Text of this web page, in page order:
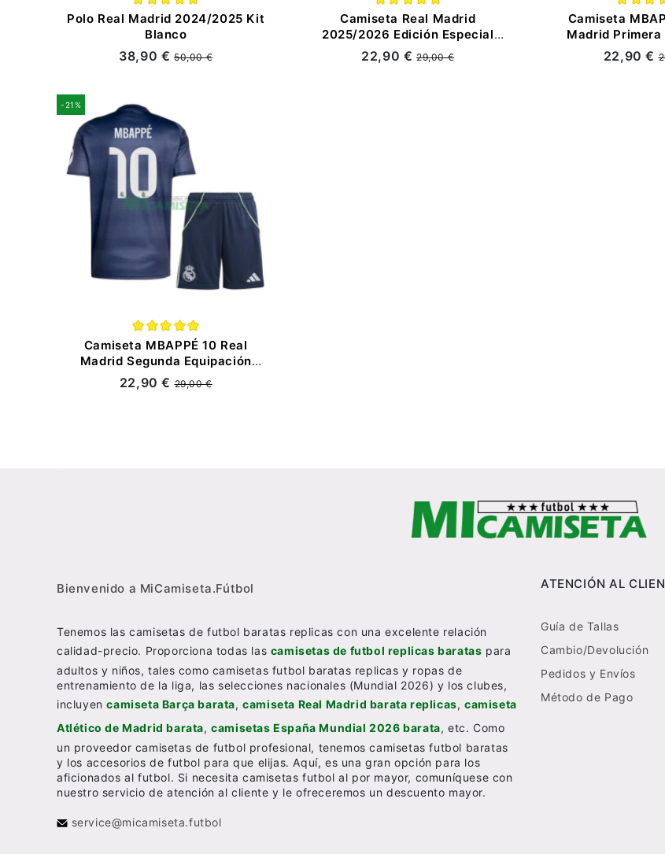
Polo Real Madrid 2024/2025 Kit
Blanco
38,90 €50,00 €
Camiseta Real Madrid
2025/2026 Edición Especial
Rosa/Amarillo
22,90 €29,00 €
Camiseta
Madrid
2025/2026
Parche
22,90 €
-21%
Camiseta MBAPPÉ 10 Real
Madrid Segunda Equipación
2025/2026 Azul Marino Niño Kit
con Parche HP
22,90 €29,00 €
Bienvenido a MiCamiseta.Fútbol
Tenemos las camisetas de futbol baratas replicas con una excelente relación
calidad-precio. Proporciona todas las camisetas de futbol replicas baratas para
adultos y niños, tales como camisetas futbol baratas replicas y ropas de
entrenamiento de la liga, las selecciones nacionales (Mundial 2026) y los clubes,
incluyencamiseta Barça barata,camiseta Real Madrid barata replicas,camiseta
Atlético de Madrid barata,camisetas España Mundial 2026 barata, etc. Como
un proveedor camisetas de futbol profesional, tenemos camisetas futbol baratas
y los accesorios de futbol para que elijas. Aquí, es una gran opción para los
aficionados al futbol. Si necesita camisetas futbol al por mayor, comuníquese con
nuestro servicio de atención al cliente y le ofreceremos un descuento mayor.
ATENCIÓN AL
Guía de Tallas
Cambio/Devolución
Pedidos y Envíos
Método de Pago
service@micamiseta.futbol